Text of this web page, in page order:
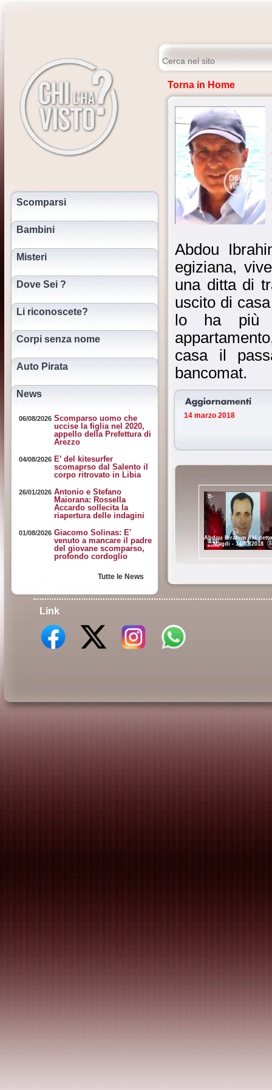
Scomparsi
Bambini
Misteri
Dove Sei ?
Li riconoscete?
Corpi senza nome
Auto Pirata
News
06/08/2026 Scomparso uomo che
uccise la figlia nel 2020,
appello della Prefettura di
Arezzo
04/08/2026 E’ del kitesurfer
scomaprso dal Salento il
corpo ritrovato in Libia
26/01/2026 Antonio e Stefano
Maiorana: Rossella
Accardo sollecita la
riapertura delle indagini
01/08/2026 Giacomo Solinas: E'
venuto a mancare il padre
del giovane scomparso,
profondo cordoglio
Tutte le News
Torna in Home
Abdou
egiziana,
una ditta di
uscito di
lo ha più
casa il
bancomat.
14 marzo 2018
Abdou Ibrahim Akl detto
Magdi - 14/03/2018
Link